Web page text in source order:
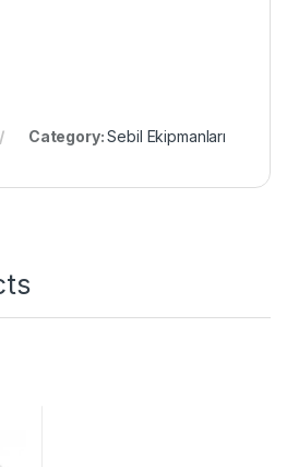
Category:Sebil Ekipmanları